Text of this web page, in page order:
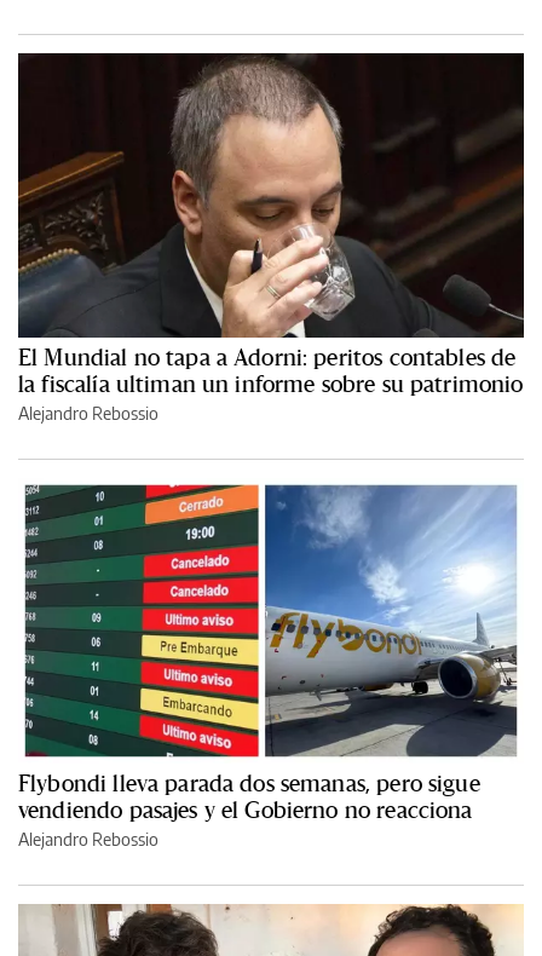
El Mundial no tapa a Adorni: peritos contables de
la fiscalía ultiman un informe sobre su patrimonio
Alejandro Rebossio
Flybondi lleva parada dos semanas, pero sigue
vendiendo pasajes y el Gobierno no reacciona
Alejandro Rebossio